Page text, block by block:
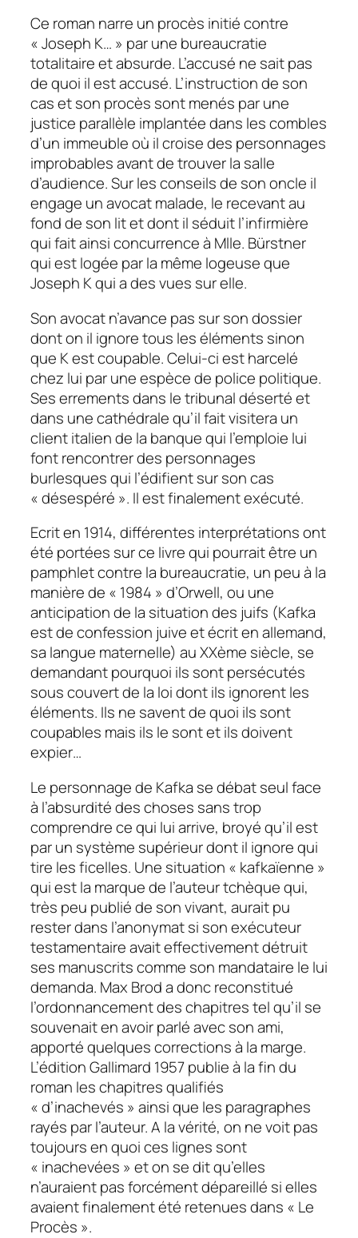
Ce roman narre un procès initié contre
« Joseph K… » par une bureaucratie
totalitaire et absurde. L’accusé ne sait pas
de quoi il est accusé. L’instruction de son
cas et son procès sont menés par une
justice parallèle implantée dans les combles
d’un immeuble où il croise des personnages
improbables avant de trouver la salle
d’audience. Sur les conseils de son oncle il
engage un avocat malade, le recevant au
fond de son lit et dont il séduit l’infirmière
qui fait ainsi concurrence à Mlle. Bürstner
qui est logée par la même logeuse que
Joseph K qui a des vues sur elle.
Son avocat n’avance pas sur son dossier
dont on il ignore tous les éléments sinon
que K est coupable. Celui-ci est harcelé
chez lui par une espèce de police politique.
Ses errements dans le tribunal déserté et
dans une cathédrale qu’il fait visitera un
client italien de la banque qui l’emploie lui
font rencontrer des personnages
burlesques qui l’édifient sur son cas
« désespéré ». Il est finalement exécuté.
Ecrit en 1914, différentes interprétations ont
été portées sur ce livre qui pourrait être un
pamphlet contre la bureaucratie, un peu à la
manière de « 1984 » d’Orwell, ou une
anticipation de la situation des juifs (Kafka
est de confession juive et écrit en allemand,
sa langue maternelle) au XXème siècle, se
demandant pourquoi ils sont persécutés
sous couvert de la loi dont ils ignorent les
éléments. Ils ne savent de quoi ils sont
coupables mais ils le sont et ils doivent
expier…
Le personnage de Kafka se débat seul face
à l’absurdité des choses sans trop
comprendre ce qui lui arrive, broyé qu’il est
par un système supérieur dont il ignore qui
tire les ficelles. Une situation « kafkaïenne »
qui est la marque de l’auteur tchèque qui,
très peu publié de son vivant, aurait pu
rester dans l’anonymat si son exécuteur
testamentaire avait effectivement détruit
ses manuscrits comme son mandataire le lui
demanda. Max Brod a donc reconstitué
l’ordonnancement des chapitres tel qu’il se
souvenait en avoir parlé avec son ami,
apporté quelques corrections à la marge.
L’édition Gallimard 1957 publie à la fin du
roman les chapitres qualifiés
« d’inachevés » ainsi que les paragraphes
rayés par l’auteur. A la vérité, on ne voit pas
toujours en quoi ces lignes sont
« inachevées » et on se dit qu’elles
n’auraient pas forcément dépareillé si elles
avaient finalement été retenues dans « Le
Procès ».